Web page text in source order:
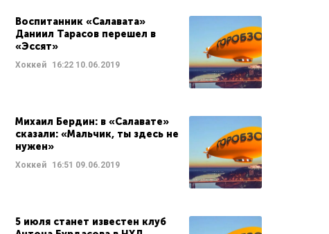
Воспитанник «Салавата»
Даниил Тарасов перешел в
«Эссят»
Хоккей 16:22 10.06.2019
Михаил Бердин: в «Салавате»
сказали: «Мальчик, ты здесь не
нужен»
Хоккей 16:51 09.06.2019
5 июля станет известен клуб